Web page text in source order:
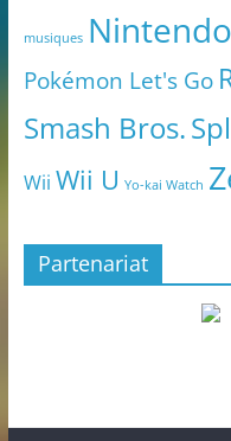
musiques Nintendo
Pokémon Let's Go
Smash Bros.
Wii Wii U Yo-kai Watch
Partenariat